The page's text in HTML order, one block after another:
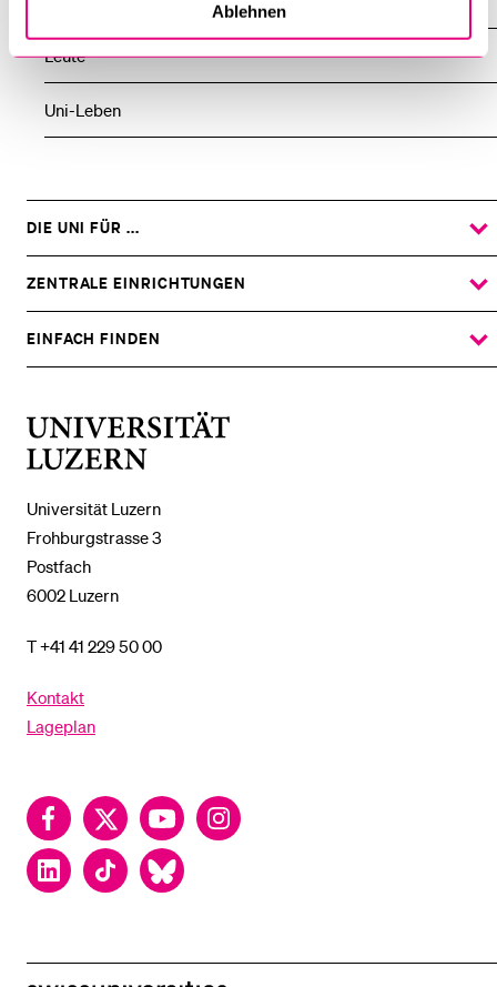
Ablehnen
Leute
Uni-Leben
Universität Luzern
Frohburgstrasse 3
Postfach
6002 Luzern
T +41 41 229 50 00
Kontakt
Lageplan
FacebookTwitter YouTubeInstagram
LinkedInTikTok Bluesky
DIE UNI FÜR ...
ZEIGE
DAS
UNTERMENÜ
ZENTRALE EINRICHTUNGEN
ZEIGE
DAS
UNTERMENÜ
EINFACH FINDEN
ZEIGE
DAS